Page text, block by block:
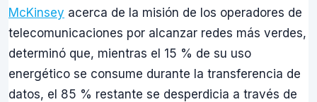
McKinsey acerca de la misión de los operadores de
telecomunicaciones por alcanzar redes más verdes,
determinó que, mientras el 15 % de su uso
energético se consume durante la transferencia de
datos, el 85 % restante se desperdicia a través de